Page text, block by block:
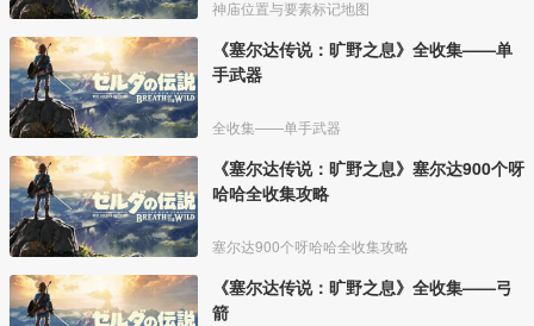
神庙位置与要素标记地图
《塞尔达传说：旷野之息》全收集——单
手武器
全收集——单手武器
《塞尔达传说：旷野之息》塞尔达900个呀
哈哈全收集攻略
塞尔达900个呀哈哈全收集攻略
《塞尔达传说：旷野之息》全收集——弓
箭